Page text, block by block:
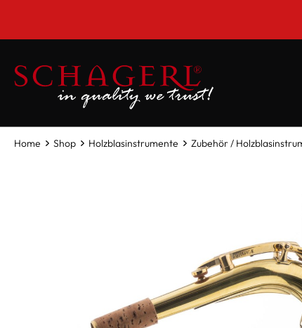
Home Shop Holzblasinstrumente Zubehör /